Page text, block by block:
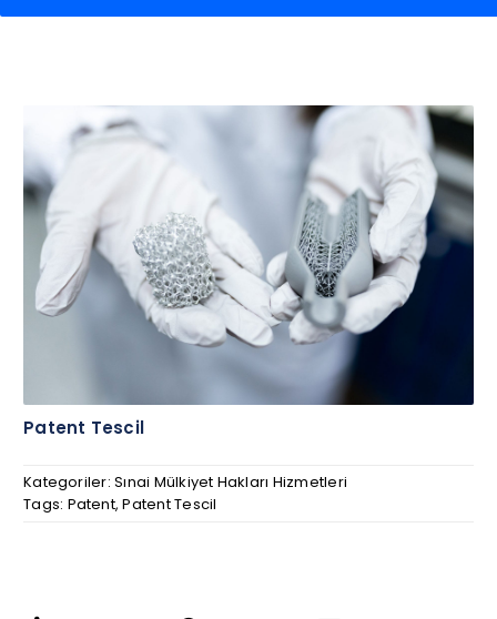
Patent Tescil
Kategoriler:Sınai Mülkiyet Hakları Hizmetleri
Tags: Patent,Patent Tescil